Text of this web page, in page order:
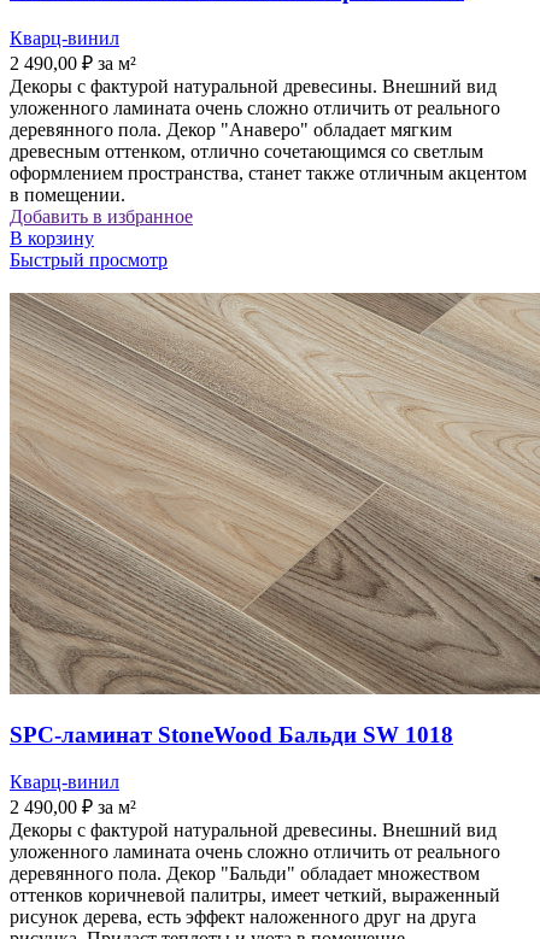
Кварц-винил
2 490,00 ₽ за м²
Декоры с фактурой натуральной древесины. Внешний вид
уложенного ламината очень сложно отличить от реального
деревянного пола. Декор "Анаверо" обладает мягким
древесным оттенком, отлично сочетающимся со светлым
оформлением пространства, станет также отличным акцентом
в помещении.
Добавить в избранное
В корзину
Быстрый просмотр
SPC-ламинат StoneWood Бальди SW 1018
Кварц-винил
2 490,00 ₽ за м²
Декоры с фактурой натуральной древесины. Внешний вид
уложенного ламината очень сложно отличить от реального
деревянного пола. Декор "Бальди" обладает множеством
оттенков коричневой палитры, имеет четкий, выраженный
рисунок дерева, есть эффект наложенного друг на друга